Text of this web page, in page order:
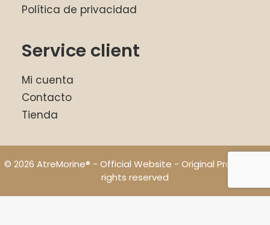
Política de privacidad
Service client
Mi cuenta
Contacto
Tienda
© 2026 AtreMorine® - Official Website - Original Product. All
rights reserved